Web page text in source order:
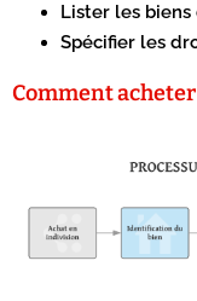
Lister les biens
Spécifier les
Comment